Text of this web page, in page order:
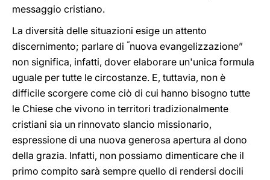
messaggio cristiano.
La diversità delle situazioni esige un attento
discernimento; parlare di “nuova evangelizzazione”
non significa, infatti, dover elaborare un'unica formula
uguale per tutte le circostanze. E, tuttavia, non è
difficile scorgere come ciò di cui hanno bisogno tutte
le Chiese che vivono in territori tradizionalmente
cristiani sia un rinnovato slancio missionario,
espressione di una nuova generosa apertura al dono
della grazia. Infatti, non possiamo dimenticare che il
primo compito sarà sempre quello di rendersi docili